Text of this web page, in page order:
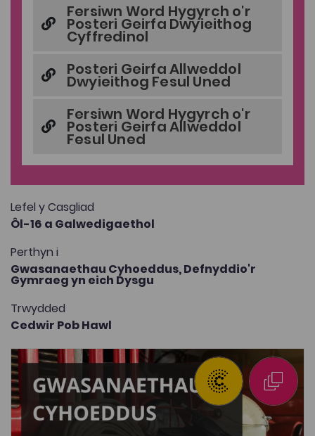
Fersiwn Word Hygyrch o'r
Posteri Geirfa Dwyieithog
Cyffredinol
Posteri Geirfa Allweddol
Dwyieithog Fesul Uned
Fersiwn Word Hygyrch o'r
Posteri Geirfa Allweddol
Fesul Uned
Lefel y Casgliad
Ôl-16 a Galwedigaethol
Perthyn i
Gwasanaethau Cyhoeddus,Defnyddio'r
Gymraeg yn eich Dysgu
Trwydded
Cedwir Pob Hawl